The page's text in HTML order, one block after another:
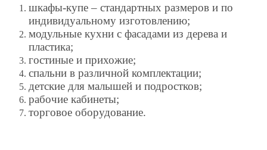
шкафы-купе – стандартных размеров и по
индивидуальному изготовлению;
модульные кухни с фасадами из дерева и
пластика;
гостиные и прихожие;
спальни в различной комплектации;
детские для малышей и подростков;
рабочие кабинеты;
торговое оборудование.